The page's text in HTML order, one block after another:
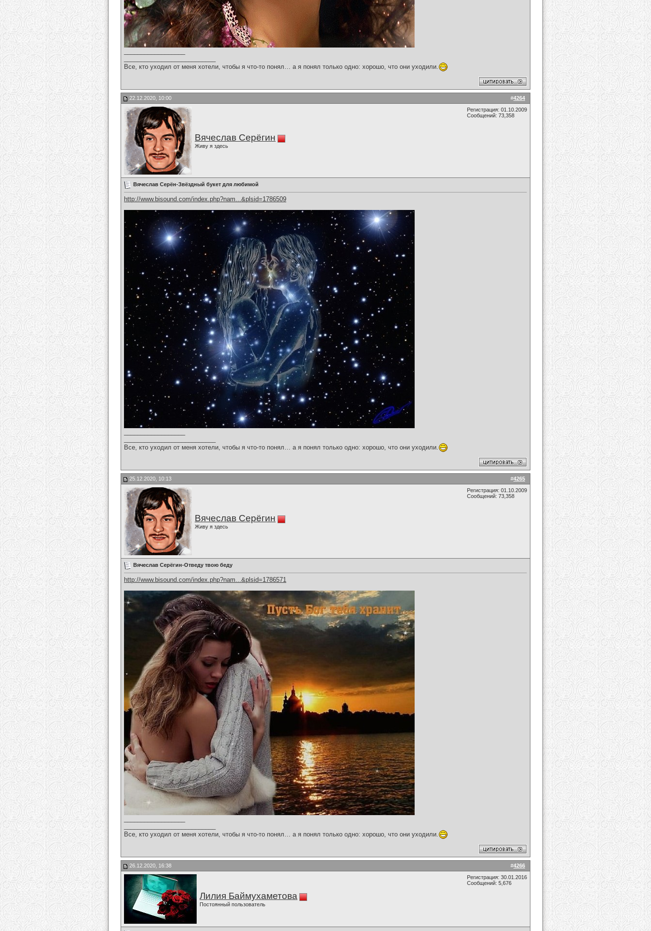
Все, кто уходил от меня хотели, чтобы я что-то понял… а я понял только одно: хорошо, что они уходили.
#4264
22.12.2020, 10:00
Вячеслав Серёгин
Живу я здесь
Регистрация: 01.10.2009
Сообщений: 73,358
Вячеслав Серён-Звёздный букет для любимой
http://www.bisound.com/index.php?nam...&plsid=1786509
Все, кто уходил от меня хотели, чтобы я что-то понял… а я понял только одно: хорошо, что они уходили.
#4265
25.12.2020, 10:13
Вячеслав Серёгин
Живу я здесь
Регистрация: 01.10.2009
Сообщений: 73,358
Вячеслав Серёгин-Отведу твою беду
http://www.bisound.com/index.php?nam...&plsid=1786571
Все, кто уходил от меня хотели, чтобы я что-то понял… а я понял только одно: хорошо, что они уходили.
#4266
26.12.2020, 16:38
Лилия Баймухаметова
Постоянный пользователь
Регистрация: 30.01.2016
Сообщений: 5,676